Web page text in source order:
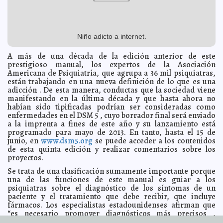
“Estamos hasta el gorro del PRI”
Acuse de recibo de amenaza fallida
Fernandez
2012-05-30 12:39:12 Respaldo irrestricto de miles de yucatecos para la
propuesta de Joaquín Díaz Mena Guillermo Barrera Fernandez
2012-05-30 12:11:56 Adultos mayores tendrán mejor calidad de vida: Teresa
Loret de Mola Guillermo Barrera Fernandez
2012-05-30 11:58:20 Denis estrenará video clip en Primer Impacto Guillermo
Barrera Fernandez
2012-05-30 11:05:49 Asertividad, esencial en el sexo Lois Izquierdo
2012-05-30 11:02:12 Nada detendrá avance a la gubernatura del Movimiento
Progresista Guillermo Barrera Fernandez
2012-05-30 10:44:34 Denuncia el PAN la destrucción de mas de 1800 lonas
de sus candidatos Guillermo Barrera Fernandez
2012-05-30 09:56:44 El desplome del campo, producto de la corrupción del
gobierno del Estado. Guillermo Barrera Fernandez
2012-05-30 09:41:03 El triunfo está cada vez más cerca: Enrique Peña Nieto
Guillermo Barrera Fernandez
2012-05-30 09:36:07 Mezquindad política, acusar de mal uso de programas
sociales sin fundamento Guillermo Barrera Fernandez
Niño adicto a internet.
A más de una década de la edición anterior de este
prestigioso manual, los expertos de la Asociación
Americana de Psiquiatría, que agrupa a 36 mil psiquiatras,
están trabajando en una nueva definición de lo que es una
adicción . De esta manera, conductas que la sociedad viene
manifestando en la última década y que hasta ahora no
habían sido tipificadas podrían ser consideradas como
enfermedades en el DSM 5 , cuyo borrador final será enviado
a la imprenta a fines de este año y su lanzamiento está
programado para mayo de 2013. En tanto, hasta el 15 de
junio, en www.dsm5.org se puede acceder a los contenidos
de esta quinta edición y realizar comentarios sobre los
proyectos.
Se trata de una clasificación sumamente importante porque
una de las funciones de este manual es guiar a los
psiquiatras sobre el diagnóstico de los síntomas de un
paciente y el tratamiento que debe recibir, que incluye
fármacos. Los especialistas estadounidenses afirman que
“es necesario promover diagnósticos más precisos ,